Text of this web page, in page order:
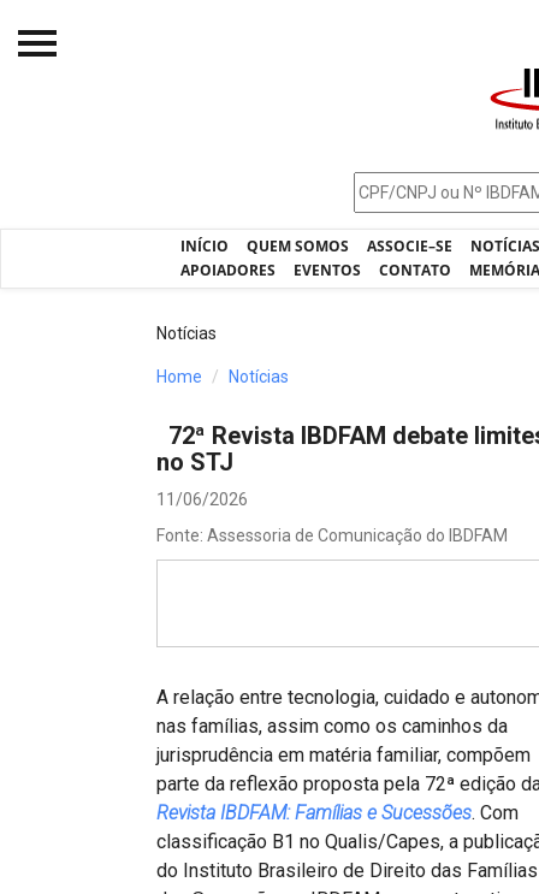
INÍCIO QUEM SOMOS ASSOCIE–SE
APOIADORES
EVENTOS CONTATO
Processos - IBDFAM
Projetos do IBDFAM
Alienação Parental
IBDFAM Educacional
Notícias
Home Notícias
72ª Revista IBDFAM debate
no STJ
11/06/2026
Fonte: Assessoria de Comunicação do IBDFAM
A relação entre tecnologia, cuidado e
nas famílias, assim como os caminhos da
jurisprudência em matéria familiar, compõem
parte da reflexão proposta pela 72ª edição
Revista IBDFAM: Famílias e Sucessões. Com
classificação B1 no Qualis/Capes, a
do Instituto Brasileiro de Direito das